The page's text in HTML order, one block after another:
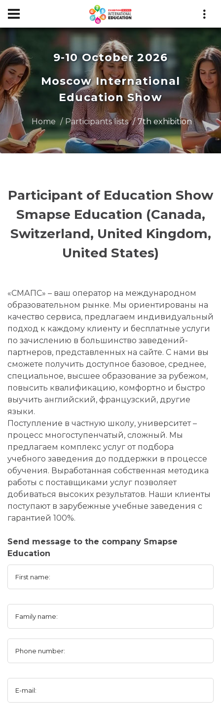
9-10 October 2026
Moscow International
Education Show
Home Participants lists 7th exhibition
Participant of Education Show
Smapse Education (Canada,
Switzerland, United Kingdom,
United States)
«СМАПС» – ваш оператор на международном
образовательном рынке. Мы ориентированы на
качество сервиса, предлагаем индивидуальный
подход к каждому клиенту и бесплатные услуги
по зачислению в большинство заведений-
партнеров, представленных на сайте. С нами вы
сможете получить доступное базовое, среднее,
специальное, высшее образование за рубежом,
повысить квалификацию, комфортно и быстро
выучить английский, французский, другие
языки.
Поступление в частную школу, университет –
процесс многоступенчатый, сложный. Мы
предлагаем комплекс услуг от подбора
учебного заведения до поддержки в процессе
обучения. Выработанная собственная методика
работы с поставщиками услуг позволяет
добиваться высоких результатов. Наши клиенты
поступают в зарубежные учебные заведения с
гарантией 100%.
Send message to the company Smapse
Education
First name:
Family name:
Phone number:
E-mail: